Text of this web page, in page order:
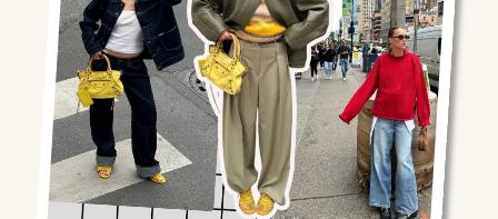
X(Twitter)